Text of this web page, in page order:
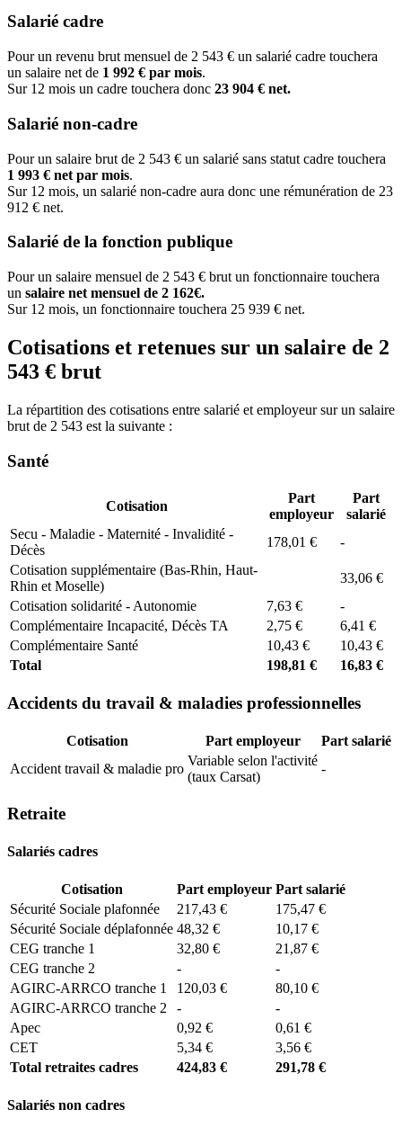
Salarié cadre
Pour un revenu brut mensuel de 2 543 € un salarié cadre touchera
un salaire net de 1 992 € par mois.
Sur 12 mois un cadre touchera donc 23 904 € net.
Salarié non-cadre
Pour un salaire brut de 2 543 € un salarié sans statut cadre touchera
1 993 € net par mois.
Sur 12 mois, un salarié non-cadre aura donc une rémunération de 23
912 € net.
Salarié de la fonction publique
Pour un salaire mensuel de 2 543 € brut un fonctionnaire touchera
un salaire net mensuel de 2 162€.
Sur 12 mois, un fonctionnaire touchera 25 939 € net.
Cotisations et retenues sur un salaire de 2
543 € brut
La répartition des cotisations entre salarié et employeur sur un salaire
brut de 2 543 est la suivante :
Santé
Cotisation
Part
employeur
Part
salarié
Secu - Maladie - Maternité - Invalidité -
Décès
178,01 €
-
Cotisation supplémentaire (Bas-Rhin, Haut-
Rhin et Moselle)
33,06 €
Cotisation solidarité - Autonomie
7,63 €
-
Complémentaire Incapacité, Décès TA
2,75 €
6,41 €
Complémentaire Santé
10,43 €
10,43 €
Total
198,81 € 16,83 €
Accidents du travail & maladies professionnelles
Cotisation Part employeur
Part salarié
Accident travail & maladie pro
Variable selon l'activité
(taux Carsat)
-
Retraite
Salariés cadres
Cotisation Part employeur Part salarié
Sécurité Sociale plafonnée
217,43 €
175,47 €
Sécurité Sociale déplafonnée 48,32 €
10,17 €
CEG tranche 1
32,80 €
21,87 €
CEG tranche 2
-
-
AGIRC-ARRCO tranche 1
120,03 €
80,10 €
AGIRC-ARRCO tranche 2
-
-
Apec
0,92 €
0,61 €
CET
5,34 €
3,56 €
Total retraites cadres
424,83 € 291,78 €
Salariés non cadres